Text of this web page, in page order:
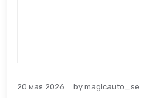
20 мая 2026 by magicauto_se